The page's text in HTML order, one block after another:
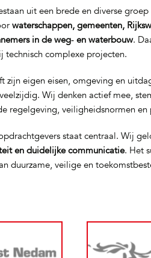
uit een brede en diverse
waterschappen, gemeenten,
in de weg‑ en waterbouw.
technisch complexe projecten.
zijn eigen eisen, omgeving en
Wij denken actief mee,
regelgeving, veiligheidsnormen en
staat centraal. Wij
en duidelijke communicatie. Het
duurzame, veilige en